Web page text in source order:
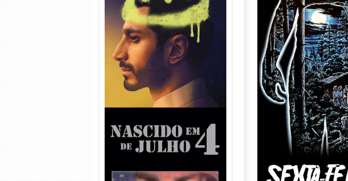
Hamlet Torrent (2026) WEB-
DL 1080p Dual Áudio